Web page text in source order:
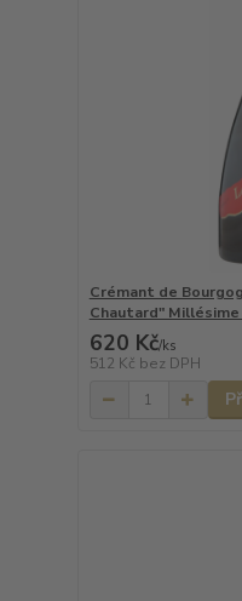
Crémant de
Chautard"
620 Kč/ks
512 Kč bez DPH